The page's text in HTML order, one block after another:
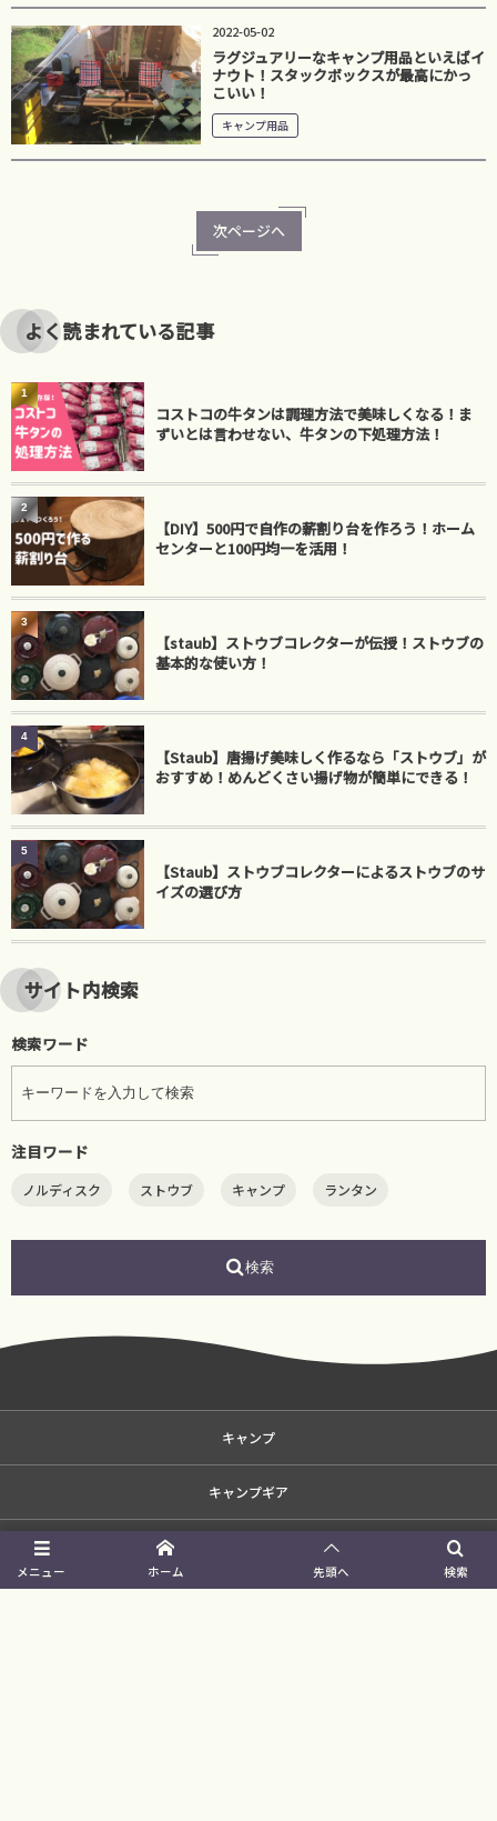
2022-05-02
ラグジュアリーなキャンプ用品といえばイ
ナウト！スタックボックスが最高にかっ
こいい！
キャンプ用品
次ページへ
よく読まれている記事
コストコの牛タンは調理方法で美味しくなる！ま
ずいとは言わせない、牛タンの下処理方法！
1
【DIY】500円で自作の薪割り台を作ろう！ホーム
センターと100円均一を活用！
2
【staub】ストウブコレクターが伝授！ストウブの
基本的な使い方！
3
【Staub】唐揚げ美味しく作るなら「ストウブ」が
おすすめ！めんどくさい揚げ物が簡単にできる！
4
【Staub】ストウブコレクターによるストウブのサ
イズの選び方
5
サイト内検索
検索ワード
注目ワード
ノルディスク ストウブ キャンプ ランタン
検索
キャンプ
キャンプギア
メニュー 検索
ホーム 先頭へ